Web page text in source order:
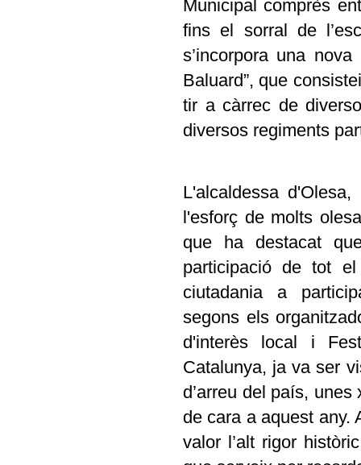
Municipal comprès
fins el sorral de
s’incorpora una
Baluard”, que
tir a càrrec de
diversos regiments
L'alcaldessa
l'esforç de molts
que ha destacat
participació de tot
ciutadania a
segons els
d'interès local i
Catalunya, ja va ser
d’arreu del país,
de cara a aquest any.
valor l’alt rigor